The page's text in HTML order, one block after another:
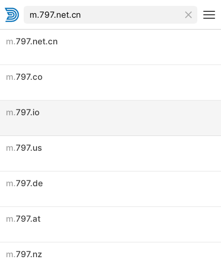
m.797.net.cn
m.797.co
m.797.io
m.797.us
m.797.de
m.797.at
m.797.nz